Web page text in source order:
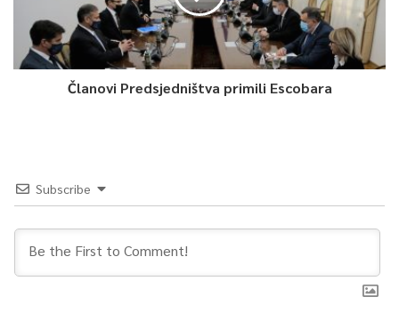
Članovi Predsjedništva primili Escobara
Subscribe